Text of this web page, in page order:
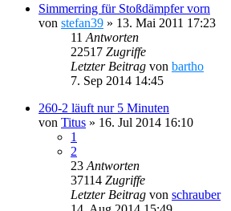
Simmerring für Stoßdämpfer vorn
von stefan39 » 13. Mai 2011 17:23
11 Antworten
22517 Zugriffe
Letzter Beitrag von bartho
7. Sep 2014 14:45
260-2 läuft nur 5 Minuten
von Titus » 16. Jul 2014 16:10
1
2
23 Antworten
37114 Zugriffe
Letzter Beitrag von schrauber